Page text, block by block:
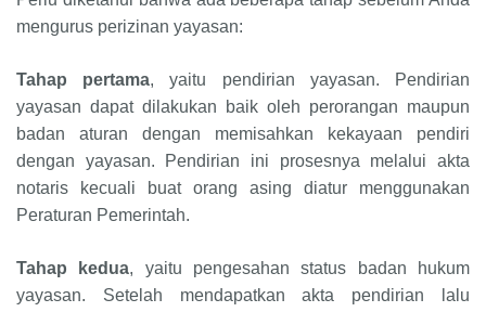
mengurus perizinan yayasan:
Tahap pertama,yaitu pendirian yayasan. Pendirian
yayasan dapat dilakukan baik oleh perorangan maupun
badan aturan dengan memisahkan kekayaan pendiri
dengan yayasan. Pendirian ini prosesnya melalui akta
notaris kecuali buat orang asing diatur menggunakan
Peraturan Pemerintah.
Tahap kedua, yaitu pengesahan status badan hukum
yayasan. Setelah mendapatkan akta pendirian lalu